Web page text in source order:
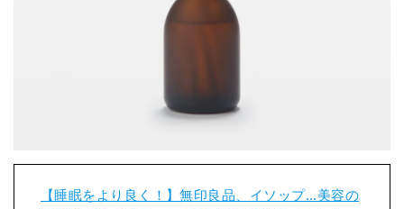
【睡眠をより良く！】無印良品、イソップ...美容の